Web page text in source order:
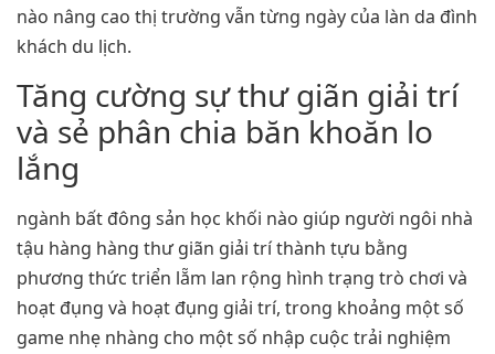
nào nâng cao thị trường vẫn từng ngày của làn da đình
khách du lịch.
Tăng cường sự thư giãn giải trí
và sẻ phân chia băn khoăn lo
lắng
ngành bất đông sản học khối nào giúp người ngôi nhà
tậu hàng hàng thư giãn giải trí thành tựu bằng
phương thức triển lẵm lan rộng hình trạng trò chơi và
hoạt đụng và hoạt đụng giải trí, trong khoảng một số
game nhẹ nhàng cho một số nhập cuộc trải nghiệm